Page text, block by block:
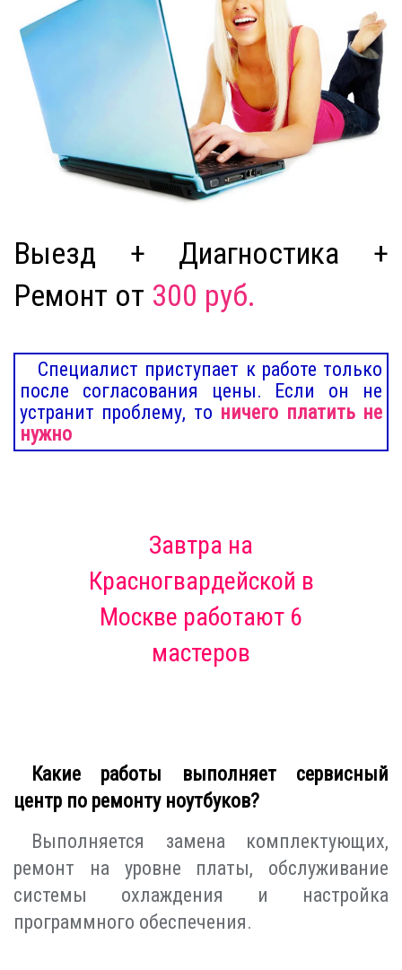
Выезд + Диагностика +
Ремонт от 300 руб.
Специалист приступает к работе только
после согласования цены. Если он не
устранит проблему, то ничего платить не
нужно
Завтра на
Красногвардейской в
Москве работают 6
мастеров
Какие работы выполняет сервисный
центр по ремонту ноутбуков?
Выполняется замена комплектующих,
ремонт на уровне платы, обслуживание
системы охлаждения и настройка
программного обеспечения.